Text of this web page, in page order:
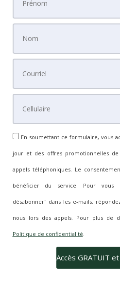
En soumettant ce formulaire, vous
jour et des offres promotionnelles
appels téléphoniques. Le
bénéficier du service. Pour vous
désabonner" dans les e-mails,
nous lors des appels. Pour plus de
Politique de confidentialité.